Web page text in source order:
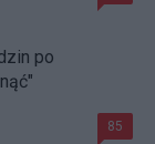
po
85